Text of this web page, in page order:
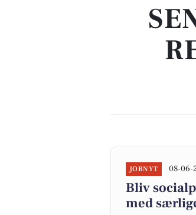
JOBNYT 08-06-
Bliv
med